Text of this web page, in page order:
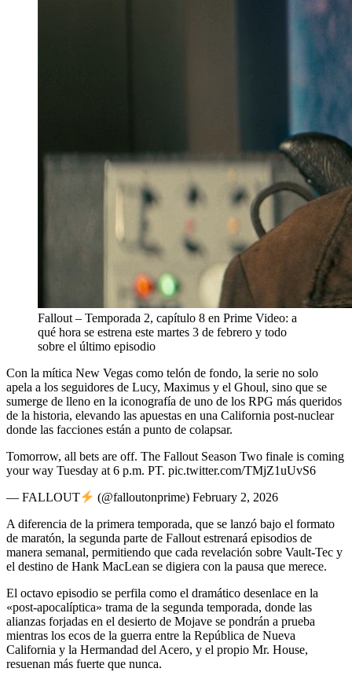
Fallout – Temporada 2, capítulo 8 en Prime Video: a
qué hora se estrena este martes 3 de febrero y todo
sobre el último episodio
Con la mítica New Vegas como telón de fondo, la serie no solo
apela a los seguidores de Lucy, Maximus y el Ghoul, sino que se
sumerge de lleno en la iconografía de uno de los RPG más queridos
de la historia, elevando las apuestas en una California post-nuclear
donde las facciones están a punto de colapsar.
Tomorrow, all bets are off. The Fallout Season Two finale is coming
your way Tuesday at 6 p.m. PT. pic.twitter.com/TMjZ1uUvS6
— FALLOUT
(@falloutonprime) February 2, 2026
A diferencia de la primera temporada, que se lanzó bajo el formato
de maratón, la segunda parte de Fallout estrenará episodios de
manera semanal, permitiendo que cada revelación sobre Vault-Tec y
el destino de Hank MacLean se digiera con la pausa que merece.
El octavo episodio se perfila como el dramático desenlace en la
«post-apocalíptica» trama de la segunda temporada, donde las
alianzas forjadas en el desierto de Mojave se pondrán a prueba
mientras los ecos de la guerra entre la República de Nueva
California y la Hermandad del Acero, y el propio Mr. House,
resuenan más fuerte que nunca.